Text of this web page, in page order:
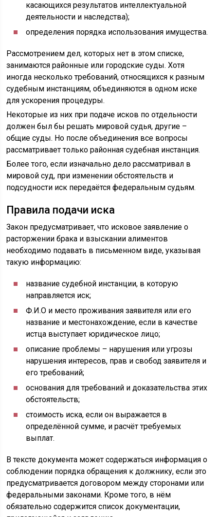
касающихся результатов интеллектуальной
деятельности и наследства);
определения порядка использования имущества.
Рассмотрением дел, которых нет в этом списке,
занимаются районные или городские суды. Хотя
иногда несколько требований, относящихся к разным
судебным инстанциям, объединяются в одном иске
для ускорения процедуры.
Некоторые из них при подаче исков по отдельности
должен был бы решать мировой судья, другие –
общие суды. Но после объединения все вопросы
рассматривает только районная судебная инстанция.
Более того, если изначально дело рассматривал в
мировой суд, при изменении обстоятельств и
подсудности иск передаётся федеральным судьям.
Правила подачи иска
Закон предусматривает, что исковое заявление о
расторжении брака и взыскании алиментов
необходимо подавать в письменном виде, указывая
такую информацию:
название судебной инстанции, в которую
направляется иск;
Ф.И.О и место проживания заявителя или его
название и местонахождение, если в качестве
истца выступает юридическое лицо;
описание проблемы – нарушения или угрозы
нарушения интересов, прав и свобод заявителя и
его требований;
основания для требований и доказательства этих
обстоятельств;
стоимость иска, если он выражается в
определённой сумме, и расчёт требуемых
выплат.
В тексте документа может содержаться информация о
соблюдении порядка обращения к должнику, если это
предусматривается договором между сторонами или
федеральными законами. Кроме того, в нём
обязательно содержится список документации,